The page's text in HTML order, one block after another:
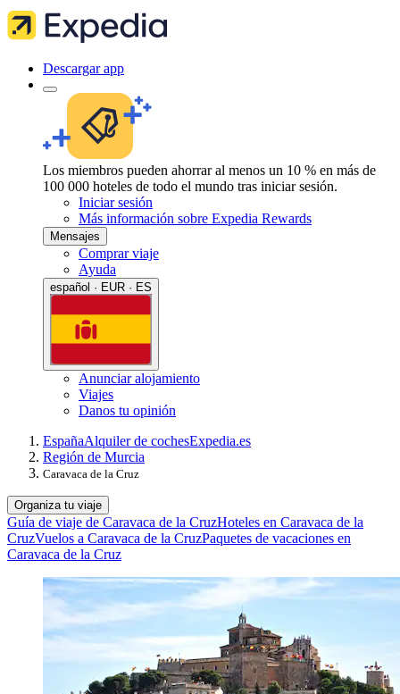
Descargar app
Los miembros pueden ahorrar al menos un 10 % en más de
100 000 hoteles de todo el mundo tras iniciar sesión.
Iniciar sesión
Más información sobre Expedia Rewards
Mensajes
Comprar viaje
Ayuda
español · EUR · ES
Anunciar alojamiento
Viajes
Danos tu opinión
EspañaAlquiler de cochesExpedia.es
Región de Murcia
Caravaca de la Cruz
Organiza tu viaje
Guía de viaje de Caravaca de la CruzHoteles en Caravaca de la
CruzVuelos a Caravaca de la CruzPaquetes de vacaciones en
Caravaca de la Cruz